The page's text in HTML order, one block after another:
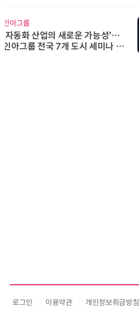
AIPD
“특허분석도 AI와 함께”…IP산업
'AX' 시대 본격화, 지식재산처 1호
로그인 이용약관 개인정보취급방침